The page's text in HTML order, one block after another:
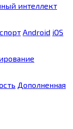
интеллект
Android iOS
Дополненная